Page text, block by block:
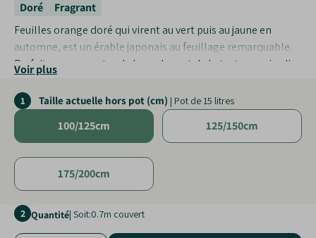
Doré
Fragrant
Feuilles orange doré qui virent au vert puis au jaune en
automne, est un érable japonais au feuillage remarquable.
Parfait pour apporter de la couleur et de la texture au jardin.
Résistance au froid
Adaptabilité
Voir plus
1 Taille actuelle hors pot (cm) | Pot de 15 litres
100/125cm 125/150cm
175/200cm
2 Quantité| Soit:0.7m couvert